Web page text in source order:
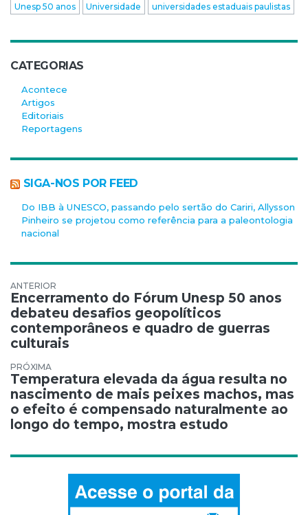
Unesp 50 anos
Universidade universidades estaduais paulistas
CATEGORIAS
Acontece
Artigos
Editoriais
Reportagens
SIGA-NOS POR FEED
Do IBB à UNESCO, passando pelo sertão do Cariri, Allysson
Pinheiro se projetou como referência para a paleontologia
nacional
Navegação de Post
Encerramento do Fórum Unesp 50 anos
debateu desafios geopolíticos
contemporâneos e quadro de guerras
culturais
Temperatura elevada da água resulta no
nascimento de mais peixes machos, mas
o efeito é compensado naturalmente ao
longo do tempo, mostra estudo